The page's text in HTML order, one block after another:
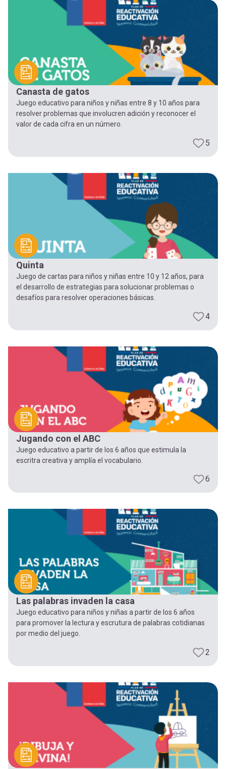
Canasta de gatos
Juego educativo para niños y niñas entre 8 y 10 años para
resolver problemas que involucren adición y reconocer el
valor de cada cifra en un número.
5
Quinta
Juego de cartas para niños y niñas entre 10 y 12 años, para
el desarrollo de estrategias para solucionar problemas o
desafíos para resolver operaciones básicas.
4
Jugando con el ABC
Juego educativo a partir de los 6 años que estimula la
escritra creativa y amplía el vocabulario.
6
Las palabras invaden la casa
Juego educativo para niños y niñas a partir de los 6 años
para promover la lectura y escrutura de palabras cotidianas
por medio del juego.
2